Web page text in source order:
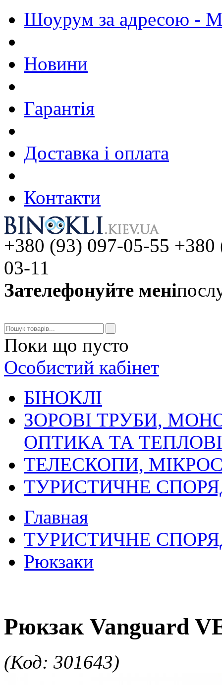
Шоурум за адресою - М.
Новини
Гарантія
Доставка і оплата
Контакти
+380 (93) 097-05-55
03-11
Зателефонуйте мені
Поки що пусто
Особистий кабінет
БIHOKЛI
ЗОРОВІ ТРУБИ,
ОПТИКА ТА
ТЕЛЕСКОПИ,
ТУРИСТИЧНЕ
Главная
ТУРИСТИЧНЕ
Рюкзаки
Рюкзак Vanguard
(Код: 301643)